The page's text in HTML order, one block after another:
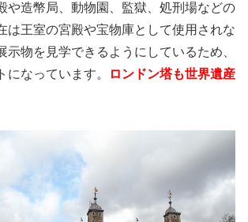
や造幣局、動物園、監獄、処刑場などの
は王室の宮殿や宝物庫として使用されな
示物を見学できるようにしているため、
になっています。
ロンドン塔も世界遺産